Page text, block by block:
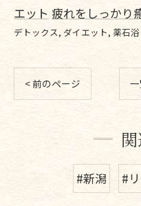
エット 疲れをしっかり
デトックス ダイエット 薬石浴
< 前のページ
#新潟 #